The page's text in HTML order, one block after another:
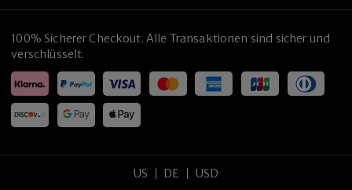
100% Sicherer Checkout. Alle Transaktionen sind sicher und
verschlüsselt.
US DE USD